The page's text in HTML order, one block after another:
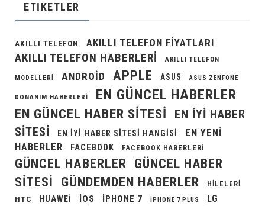
ETIKETLER
AKILLI TELEFON AKILLI TELEFON FIYATLARI
AKILLI TELEFON HABERLERI AKILLI TELEFON
MODELLERI ANDROID APPLE ASUS ASUS ZENFONE
DONANIM HABERLERI EN GÜNCEL HABERLER
EN GÜNCEL HABER SITESI
EN IYI HABER
SITESI
EN IYI HABER SITESI HANGISI
EN YENI
HABERLER
FACEBOOK FACEBOOK HABERLERI
GÜNCEL HABERLER
GÜNCEL HABER
SITESI
GÜNDEMDEN HABERLER
HILELERI
HTC
HUAWEI IOS IPHONE 7 IPHONE 7 PLUS LG